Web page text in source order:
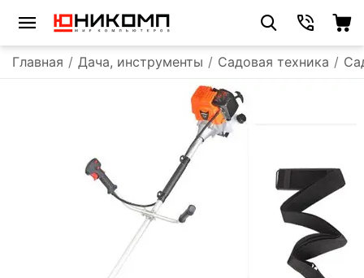
Главная / Дача, инструменты / Садовая техника /